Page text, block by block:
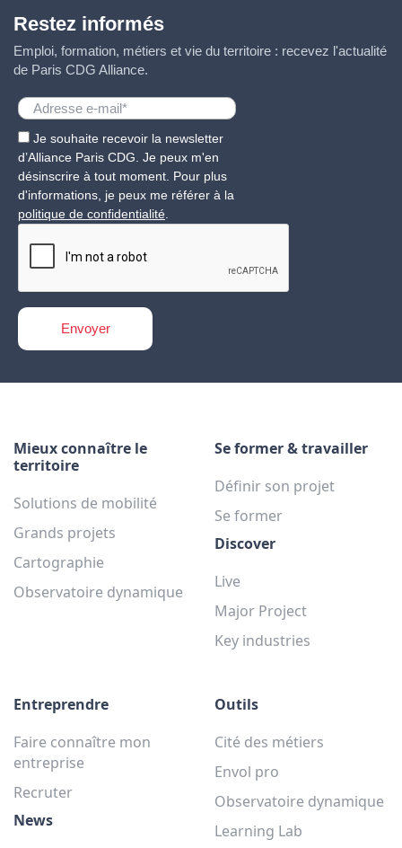
Restez informés
Emploi, formation, métiers et vie du territoire : recevez l'actualité
de Paris CDG Alliance.
Je souhaite recevoir la newsletter
d’Alliance Paris CDG. Je peux m'en
désinscrire à tout moment. Pour plus
d'informations, je peux me référer à la
politique de confidentialité
Mieux connaître le
territoire
Solutions de mobilité
Grands projets
Cartographie
Observatoire dynamique
Se former & travailler
Définir son projet
Se former
Discover
Live
Major Project
Key industries
Entreprendre
Faire connaître mon
entreprise
Recruter
News
Outils
Cité des métiers
Envol pro
Observatoire dynamique
Learning Lab